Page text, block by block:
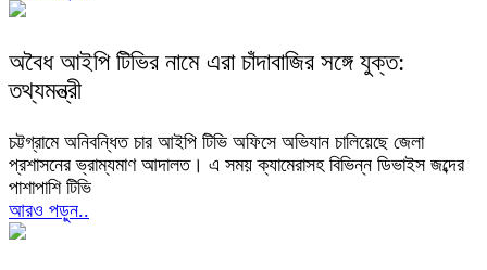
অবৈধ আইপি টিভির নামে এরা চাঁদাবাজির সঙ্গে যুক্ত:
তথ্যমন্ত্রী
চট্টগ্রামে অনিবন্ধিত চার আইপি টিভি অফিসে অভিযান চালিয়েছে জেলা
প্রশাসনের ভ্রাম্যমাণ আদালত। এ সময় ক্যামেরাসহ বিভিন্ন ডিভাইস জব্দের
পাশাপাশি টিভি
আরও পড়ুন..